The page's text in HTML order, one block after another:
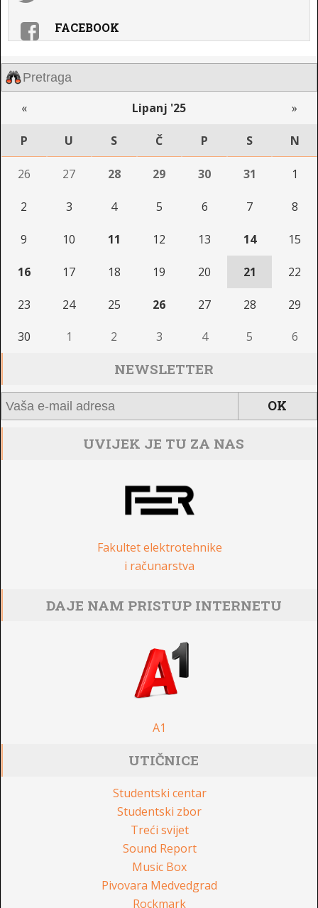
FACEBOOK
« Lipanj '25 »
P U S Č P S N
26 27 28 29 30 31 1
2 3 4 5 6 7 8
9 10 11 12 13 14 15
16 17 18 19 20 21 22
23 24 25 26 27 28 29
30 1 2 3 4 5 6
NEWSLETTER
UVIJEK JE TU ZA NAS
Fakultet elektrotehnike
i računarstva
DAJE NAM PRISTUP INTERNETU
A1
UTIČNICE
Studentski centar
Studentski zbor
Treći svijet
Sound Report
Music Box
Pivovara Medvedgrad
Rockmark